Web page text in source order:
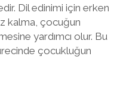
Dil edinimi için erken
kalma, çocuğun
yardımcı olur. Bu
çocukluğun